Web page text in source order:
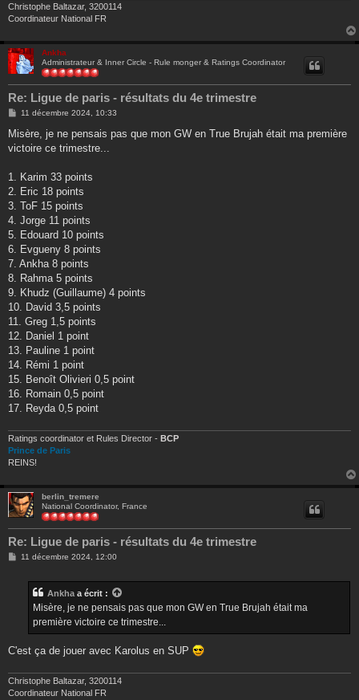
Christophe Baltazar, 3200114
Coordinateur National FR
Ankha
Administrateur & Inner Circle - Rule monger & Ratings Coordinator
Re: Ligue de paris - résultats du 4e trimestre
M
s
a
11 décembre 2024, 10:33
Misère, je ne pensais pas que mon GW en True Brujah était ma première
victoire ce trimestre...
1. Karim 33 points
2. Eric 18 points
3. ToF 15 points
4. Jorge 11 points
5. Edouard 10 points
6. Evgueny 8 points
7. Ankha 8 points
8. Rahma 5 points
9. Khudz (Guillaume) 4 points
10. David 3,5 points
11. Greg 1,5 points
12. Daniel 1 point
13. Pauline 1 point
14. Rémi 1 point
15. Benoît Olivieri 0,5 point
16. Romain 0,5 point
17. Reyda 0,5 point
Ratings coordinator et Rules Director - BCP
Prince de Paris
REINS!
berlin_tremere
National Coordinator, France
Re: Ligue de paris - résultats du 4e trimestre
M
11 décembre 2024, 12:00
Ankha a écrit :
Misère, je ne pensais pas que mon GW en True Brujah était ma
première victoire ce trimestre...
C'est ça de jouer avec Karolus en SUP
Christophe Baltazar, 3200114
Coordinateur National FR